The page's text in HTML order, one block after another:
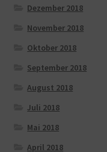
Dezember 2018
November 2018
Oktober 2018
September 2018
August 2018
Juli 2018
Mai 2018
April 2018